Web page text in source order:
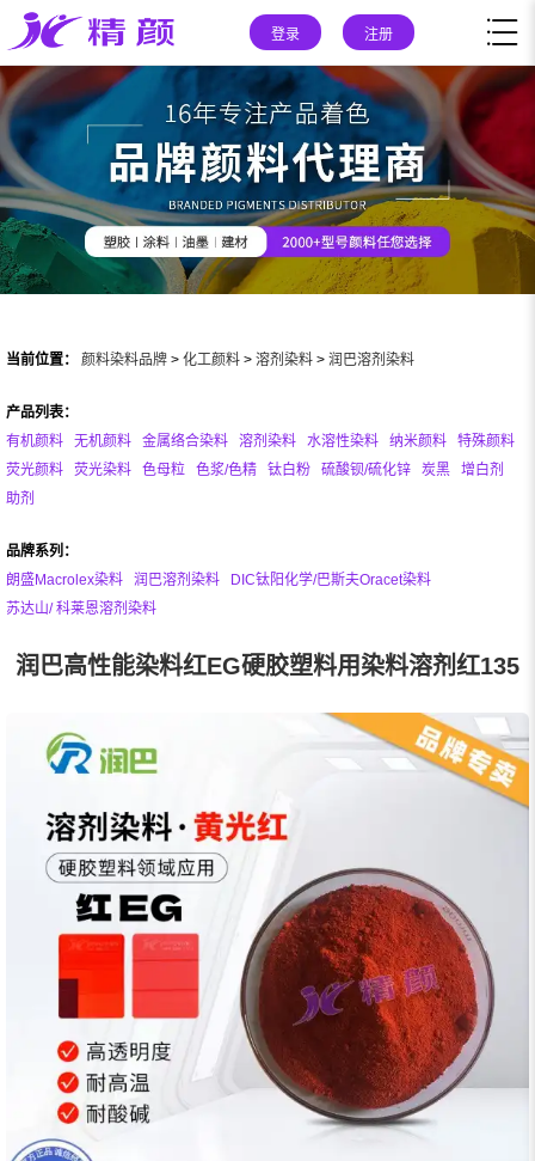
登录 注册
当前位置： 颜料染料品牌 > 化工颜料 > 溶剂染料 > 润巴溶剂染料
产品列表：
有机颜料
无机颜料 金属络合染料 溶剂染料 水溶性染料 纳米颜料
特殊颜料
荧光颜料
荧光染料 色母粒 色浆/色精 钛白粉 硫酸钡/硫化锌 炭黑
增白剂
助剂
品牌系列：
朗盛Macrolex染料
润巴溶剂染料
DIC钛阳化学/巴斯夫Oracet染料
苏达山/ 科莱恩溶剂染料
润巴高性能染料红EG硬胶塑料用染料溶剂红135